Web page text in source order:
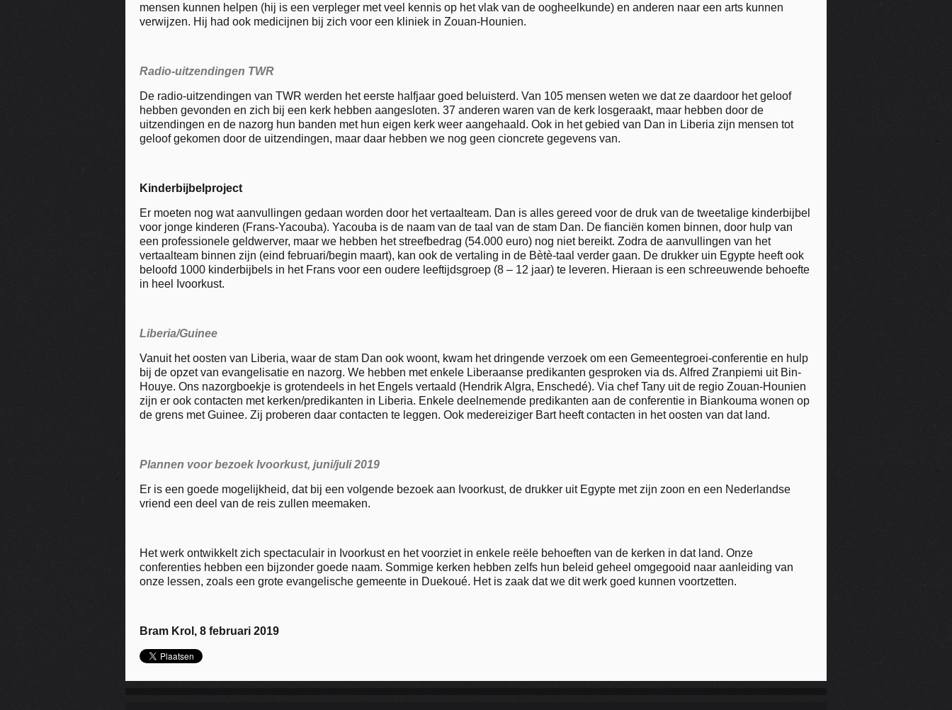
mensen kunnen helpen (hij is een verpleger met veel kennis op het vlak van de oogheelkunde) en anderen naar een arts kunnen
verwijzen. Hij had ook medicijnen bij zich voor een kliniek in Zouan-Hounien.
Radio-uitzendingen TWR
De radio-uitzendingen van TWR werden het eerste halfjaar goed beluisterd. Van 105 mensen weten we dat ze daardoor het geloof
hebben gevonden en zich bij een kerk hebben aangesloten. 37 anderen waren van de kerk losgeraakt, maar hebben door de
uitzendingen en de nazorg hun banden met hun eigen kerk weer aangehaald. Ook in het gebied van Dan in Liberia zijn mensen tot
geloof gekomen door de uitzendingen, maar daar hebben we nog geen cioncrete gegevens van.
Kinderbijbelproject
Er moeten nog wat aanvullingen gedaan worden door het vertaalteam. Dan is alles gereed voor de druk van de tweetalige kinderbijbel
voor jonge kinderen (Frans-Yacouba). Yacouba is de naam van de taal van de stam Dan. De fianciën komen binnen, door hulp van
een professionele geldwerver, maar we hebben het streefbedrag (54.000 euro) nog niet bereikt. Zodra de aanvullingen van het
vertaalteam binnen zijn (eind februari/begin maart), kan ook de vertaling in de Bètè-taal verder gaan. De drukker uin Egypte heeft ook
beloofd 1000 kinderbijbels in het Frans voor een oudere leeftijdsgroep (8 – 12 jaar) te leveren. Hieraan is een schreeuwende behoefte
in heel Ivoorkust.
Liberia/Guinee
Vanuit het oosten van Liberia, waar de stam Dan ook woont, kwam het dringende verzoek om een Gemeentegroei-conferentie en hulp
bij de opzet van evangelisatie en nazorg. We hebben met enkele Liberaanse predikanten gesproken via ds. Alfred Zranpiemi uit Bin-
Houye. Ons nazorgboekje is grotendeels in het Engels vertaald (Hendrik Algra, Enschedé). Via chef Tany uit de regio Zouan-Hounien
zijn er ook contacten met kerken/predikanten in Liberia. Enkele deelnemende predikanten aan de conferentie in Biankouma wonen op
de grens met Guinee. Zij proberen daar contacten te leggen. Ook medereiziger Bart heeft contacten in het oosten van dat land.
Plannen voor bezoek Ivoorkust, juni/juli 2019
Er is een goede mogelijkheid, dat bij een volgende bezoek aan Ivoorkust, de drukker uit Egypte met zijn zoon en een Nederlandse
vriend een deel van de reis zullen meemaken.
Het werk ontwikkelt zich spectaculair in Ivoorkust en het voorziet in enkele reële behoeften van de kerken in dat land. Onze
conferenties hebben een bijzonder goede naam. Sommige kerken hebben zelfs hun beleid geheel omgegooid naar aanleiding van
onze lessen, zoals een grote evangelische gemeente in Duekoué. Het is zaak dat we dit werk goed kunnen voortzetten.
Bram Krol, 8 februari 2019